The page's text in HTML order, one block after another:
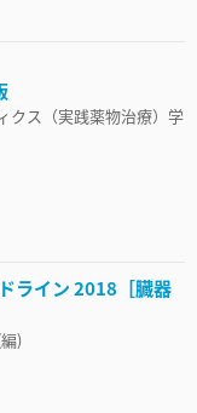
クス（実践薬物治療）学
ライン 2018［臓器
)